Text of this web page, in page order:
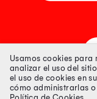
Usamos cookies para
analizar el uso del
el uso de cookies en
cómo administrarlas